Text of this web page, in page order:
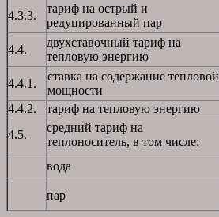
4.3.3.
тариф на острый и
редуцированный пар
4.4.
двухставочный тариф на
тепловую энергию
4.4.1.
ставка на содержание тепловой
мощности
4.4.2.
тариф на тепловую энергию
4.5.
средний тариф на
теплоноситель, в том числе:
вода
пар